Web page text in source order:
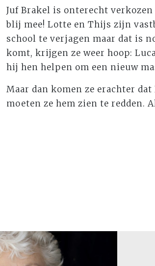
Juf Brakel is onterecht
blij mee! Lotte en Thijs zijn
school te verjagen maar dat is
komt, krijgen ze weer hoop:
hij hen helpen om een nieuw
Maar dan komen ze erachter
moeten ze hem zien te redden.